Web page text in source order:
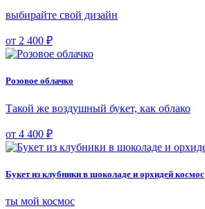
выбирайте свой дизайн
от 2 400 ₽
Розовое облачко
Такой же воздушный букет, как облако
от 4 400 ₽
Букет из клубники в шоколаде и орхидей космос
ты мой космос